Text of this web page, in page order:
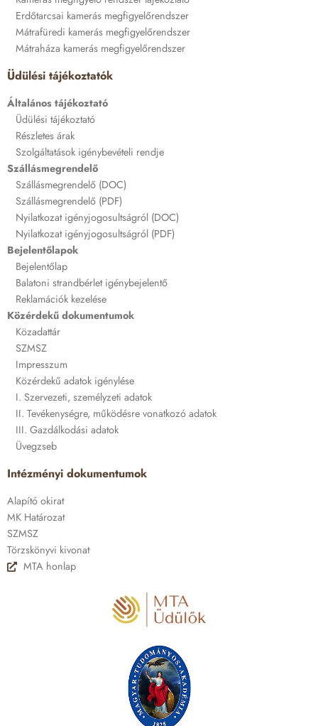
Erdőtarcsai kamerás megfigyelőrendszer
Mátrafüredi kamerás megfigyelőrendszer
Mátraháza kamerás megfigyelőrendszer
Üdülési tájékoztatók
Általános tájékoztató
Üdülési tájékoztató
Részletes árak
Szolgáltatások igénybevételi rendje
Szállásmegrendelő
Szállásmegrendelő (DOC)
Szállásmegrendelő (PDF)
Nyilatkozat igényjogosultságról (DOC)
Nyilatkozat igényjogosultságról (PDF)
Bejelentőlapok
Bejelentőlap
Balatoni strandbérlet igénybejelentő
Reklamációk kezelése
Közérdekű dokumentumok
Közadattár
SZMSZ
Impresszum
Közérdekű adatok igénylése
I. Szervezeti, személyzeti adatok
II. Tevékenységre, működésre vonatkozó adatok
III. Gazdálkodási adatok
Üvegzseb
Intézményi dokumentumok
Alapító okirat
MK Határozat
SZMSZ
Törzskönyvi kivonat
MTA honlap